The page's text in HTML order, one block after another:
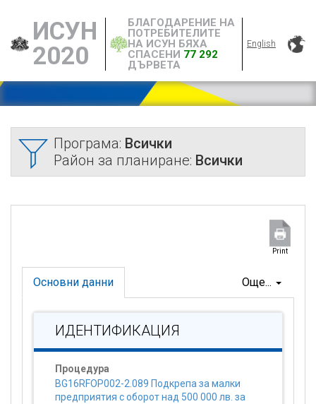
ИСУН
2020
БЛАГОДАРЕНИЕ НА
ПОТРЕБИТЕЛИТЕ
НА ИСУН БЯХА
СПАСЕНИ 77 292
ДЪРВЕТА
English
Програма: Всички
Район за планиране: Всички
Print
Още...
Основни данни
ИДЕНТИФИКАЦИЯ
Процедура
BG16RFOP002-2.089 Подкрепа за малки
предприятия с оборот над 500 000 лв. за